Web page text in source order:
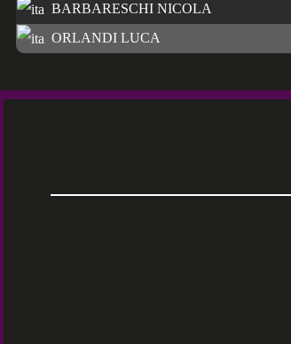
BARBARESCHI NICOLA
ORLANDI LUCA